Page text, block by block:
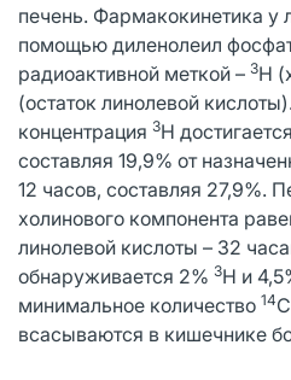
печень. Фармакокинетика у
помощью диленолеил
радиоактивной меткой – 3Н
(остаток линолевой
концентрация 3Н
составляя 19,9% от
12 часов, составляя 27,9%.
холинового компонента
линолевой кислоты – 32
обнаруживается 2% 3Н и
минимальное количество 14
всасываются в кишечнике